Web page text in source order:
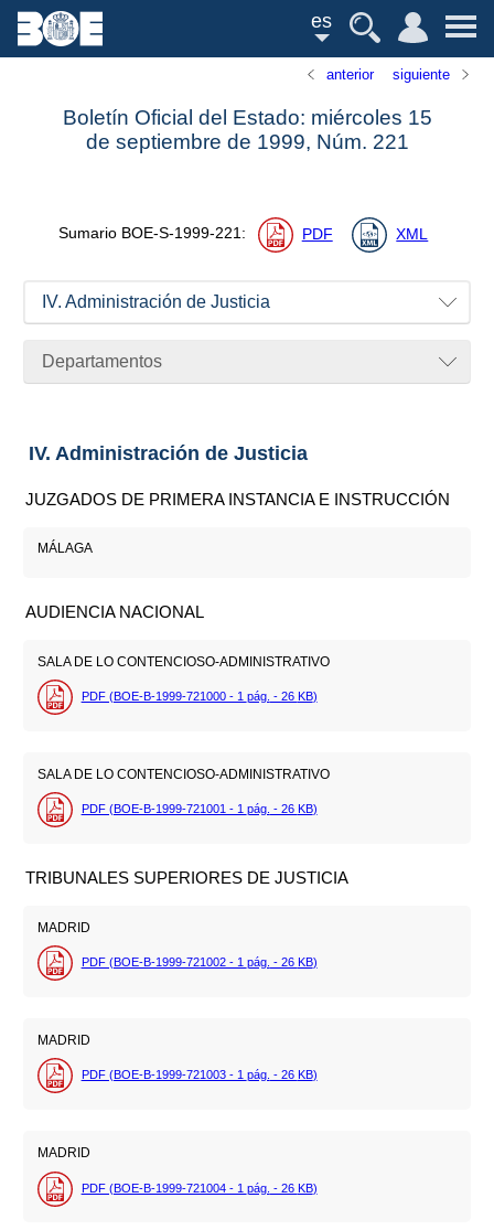
es
anterior siguiente
Boletín Oficial del Estado: miércoles 15
de septiembre de 1999, Núm. 221
Sumario BOE-S-1999-221: PDF XML
IV. Administración de Justicia
Departamentos
IV. Administración de Justicia
JUZGADOS DE PRIMERA INSTANCIA E INSTRUCCIÓN
MÁLAGA
AUDIENCIA NACIONAL
SALA DE LO CONTENCIOSO-ADMINISTRATIVO
PDF (BOE-B-1999-721000 - 1 pág. - 26 KB)
SALA DE LO CONTENCIOSO-ADMINISTRATIVO
PDF (BOE-B-1999-721001 - 1 pág. - 26 KB)
TRIBUNALES SUPERIORES DE JUSTICIA
MADRID
PDF (BOE-B-1999-721002 - 1 pág. - 26 KB)
MADRID
PDF (BOE-B-1999-721003 - 1 pág. - 26 KB)
MADRID
PDF (BOE-B-1999-721004 - 1 pág. - 26 KB)